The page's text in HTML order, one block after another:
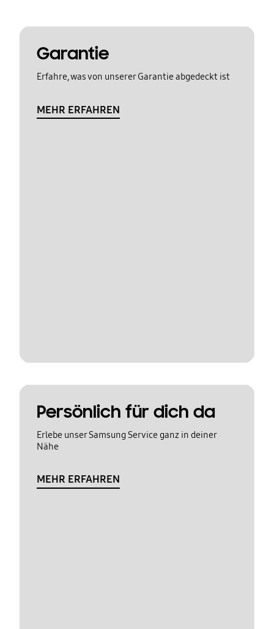
Garantie
Erfahre, was von unserer Garantie abgedeckt ist
MEHR ERFAHREN
Persönlich für dich da
Erlebe unser Samsung Service ganz in deiner
Nähe
MEHR ERFAHREN